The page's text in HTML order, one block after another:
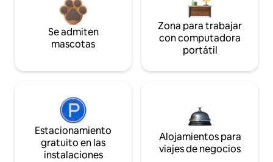
Se admiten
mascotas
Zona para trabajar
con computadora
portátil
Estacionamiento
gratuito en las
instalaciones
Alojamientos para
viajes de negocios